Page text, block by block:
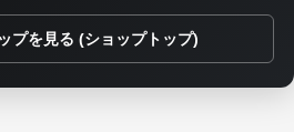
プを見る (ショップトップ)